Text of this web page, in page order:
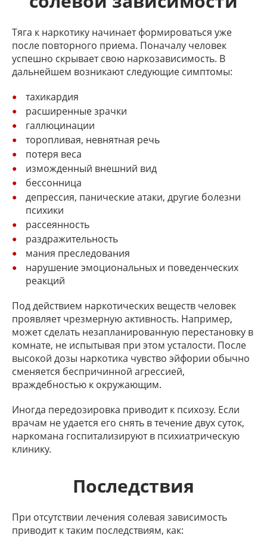
Тяга к наркотику начинает формироваться уже
после повторного приема. Поначалу человек
успешно скрывает свою наркозависимость. В
дальнейшем возникают следующие симптомы:
тахикардия
расширенные зрачки
галлюцинации
торопливая, невнятная речь
потеря веса
изможденный внешний вид
бессонница
депрессия, панические атаки, другие болезни
психики
рассеянность
раздражительность
мания преследования
нарушение эмоциональных и поведенческих
реакций
Под действием наркотических веществ человек
проявляет чрезмерную активность. Например,
может сделать незапланированную перестановку в
комнате, не испытывая при этом усталости. После
высокой дозы наркотика чувство эйфории обычно
сменяется беспричинной агрессией,
враждебностью к окружающим.
Иногда передозировка приводит к психозу. Если
врачам не удается его снять в течение двух суток,
наркомана госпитализируют в психиатрическую
клинику.
Последствия
При отсутствии лечения солевая зависимость
приводит к таким последствиям, как: